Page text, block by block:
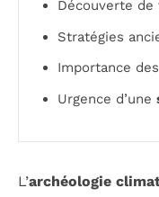
Découverte de
Stratégies
Importance
Urgence d’une
L’archéologie